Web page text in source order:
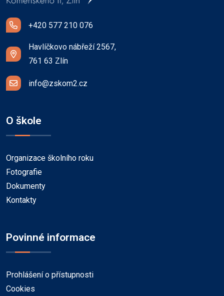
+420 577 210 076
Havlíčkovo nábřeží 2567,
761 63 Zlín
info@zskom2.cz
O škole
Organizace školního roku
Fotografie
Dokumenty
Kontakty
Povinné informace
Prohlášení o přístupnosti
Cookies